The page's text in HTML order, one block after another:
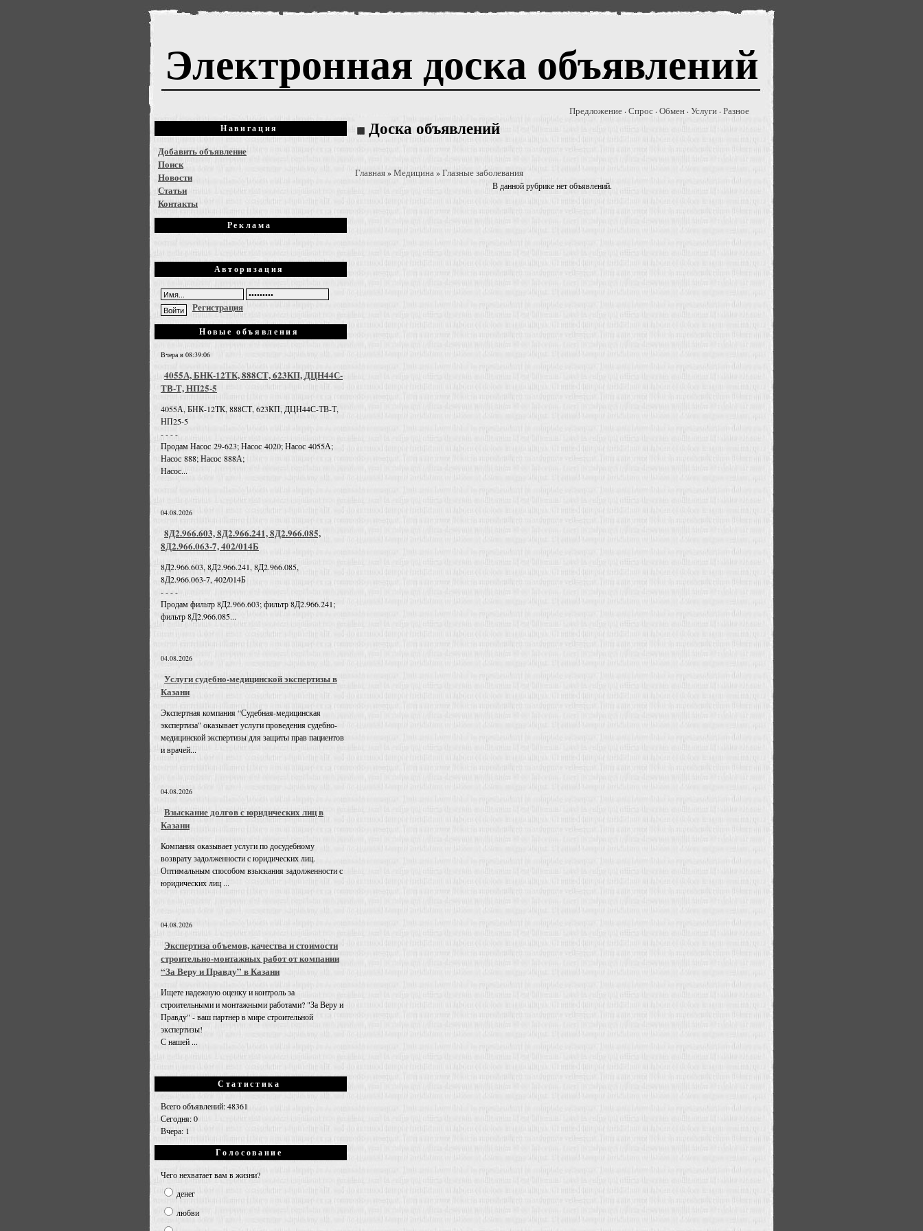
Электронная доска объявлений
Навигация
Добавить объявление
Поиск
Новости
Статьи
Контакты
Реклама
Авторизация
Регистрация
Новые объявления
Вчера в 08:39:06
4055А, БНК-12ТК, 888СТ, 623КП, ДЦН44С-
ТВ-Т, НП25-5
4055А, БНК-12ТК, 888СТ, 623КП, ДЦН44С-ТВ-Т,
НП25-5
- - - -
Продам Насос 29-623; Насос 4020; Насос 4055А;
Насос 888; Насос 888А;
Насос...
04.08.2026
8Д2.966.603, 8Д2.966.241, 8Д2.966.085,
8Д2.966.063-7, 402/014Б
8Д2.966.603, 8Д2.966.241, 8Д2.966.085,
8Д2.966.063-7, 402/014Б
- - - -
Продам фильтр 8Д2.966.603; фильтр 8Д2.966.241;
фильтр 8Д2.966.085...
04.08.2026
Услуги судебно-медицинской экспертизы в
Казани
Экспертная компания “Судебная-медицинская
экспертиза” оказывает услуги проведения судебно-
медицинской экспертизы для защиты прав пациентов
и врачей...
04.08.2026
Взыскание долгов с юридических лиц в
Казани
Компания оказывает услуги по досудебному
возврату задолженности с юридических лиц.
Оптимальным способом взыскания задолженности с
юридических лиц ...
04.08.2026
Экспертиза объемов, качества и стоимости
строительно-монтажных работ от компании
“За Веру и Правду” в Казани
Ищете надежную оценку и контроль за
строительными и монтажными работами? "За Веру и
Правду" - ваш партнер в мире строительной
экспертизы!
С нашей ...
Статистика
Всего объявлений: 48361
Сегодня: 0
Вчера: 1
Голосование
Чего нехватает вам в жизни?
денег
любви
Доска объявлений
Предложение · Спрос · Обмен · Услуги · Разное
Главная»Медицина»Глазные заболевания
В данной рубрике нет объявлений.